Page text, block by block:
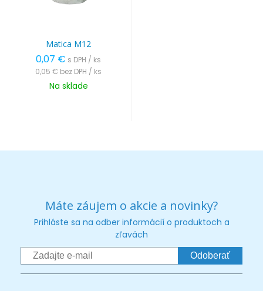
Matica M12
0,07 € s DPH / ks
0,05 € bez DPH / ks
Na sklade
Máte záujem o akcie a novinky?
Prihláste sa na odber informácií o produktoch a
zľavách
Odoberať